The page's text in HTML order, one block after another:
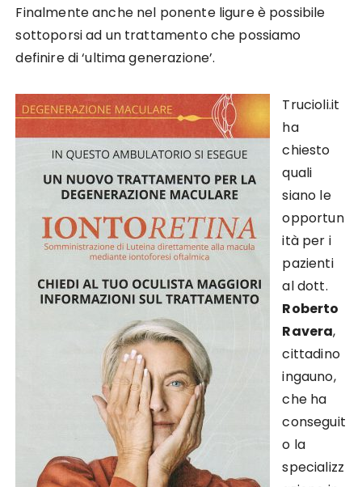
Finalmente anche nel ponente ligure è possibile
sottoporsi ad un trattamento che possiamo
definire di ‘ultima generazione’.
Trucioli.it
ha
chiesto
quali
siano le
opportun
ità per i
pazienti
al dott.
Roberto
Ravera,
cittadino
ingauno,
che ha
conseguit
o la
specializz